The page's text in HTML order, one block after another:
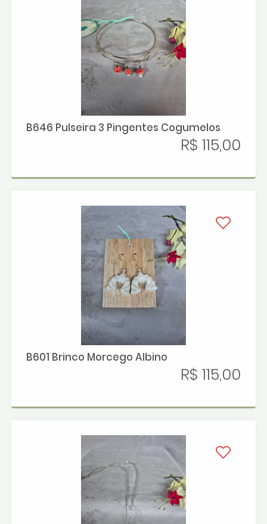
B646 Pulseira 3 Pingentes Cogumelos
R$ 115,00
B601 Brinco Morcego Albino
R$ 115,00